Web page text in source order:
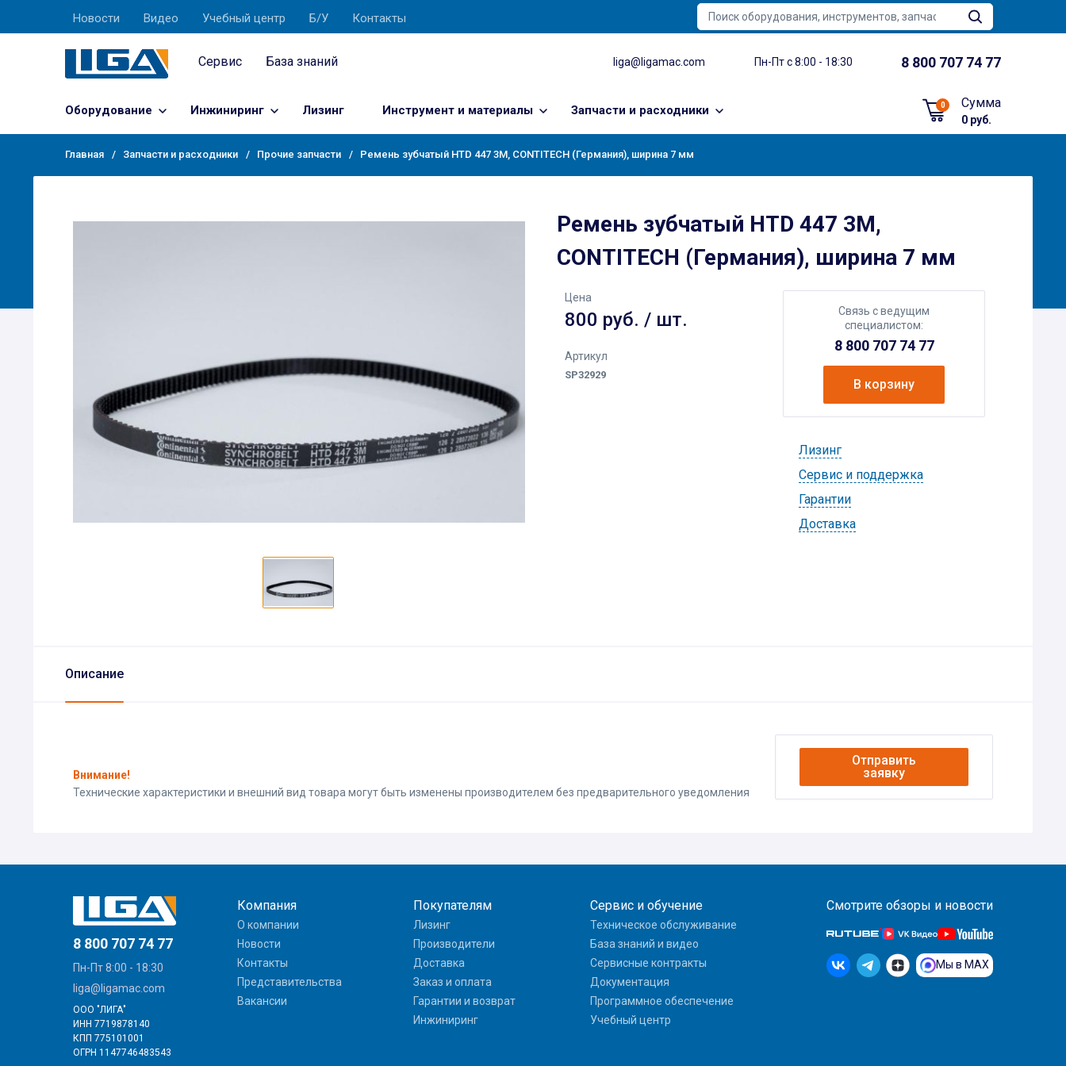
Новости Видео Учебный центр Б/У Контакты
Сервис База знаний liga@ligamac.com Пн-Пт с 8:00 - 18:30 8 800 707 74 77
Оборудование Инжиниринг Лизинг Инструмент и материалы Запчасти и расходники 0 Сумма
0 руб.
Главная Запчасти и расходники Прочие запчасти Ремень зубчатый HTD 447 3M, CONTITECH (Германия), ширина 7 мм
Ремень зубчатый HTD 447 3M,
CONTITECH (Германия), ширина 7 мм
Цена
800 руб. / шт.
Артикул
SP32929
Связь с ведущим
специалистом:
8 800 707 74 77
В корзину
Лизинг
Cервис и поддержка
Гарантии
Доставка
Описание
Внимание!
Технические характеристики и внешний вид товара могут быть изменены производителем без предварительного уведомления
Отправить
заявку
8 800 707 74 77
Пн-Пт 8:00 - 18:30
liga@ligamac.com
ООО "ЛИГА"
ИНН 7719878140
КПП 775101001
ОГРН 1147746483543
Компания
О компании
Новости
Контакты
Представительства
Вакансии
Покупателям
Лизинг
Производители
Доставка
Заказ и оплата
Гарантии и возврат
Инжиниринг
Сервис и обучение
Техническое обслуживание
База знаний и видео
Сервисные контракты
Документация
Программное обеспечение
Учебный центр
Смотрите обзоры и новости
Мы в MAX